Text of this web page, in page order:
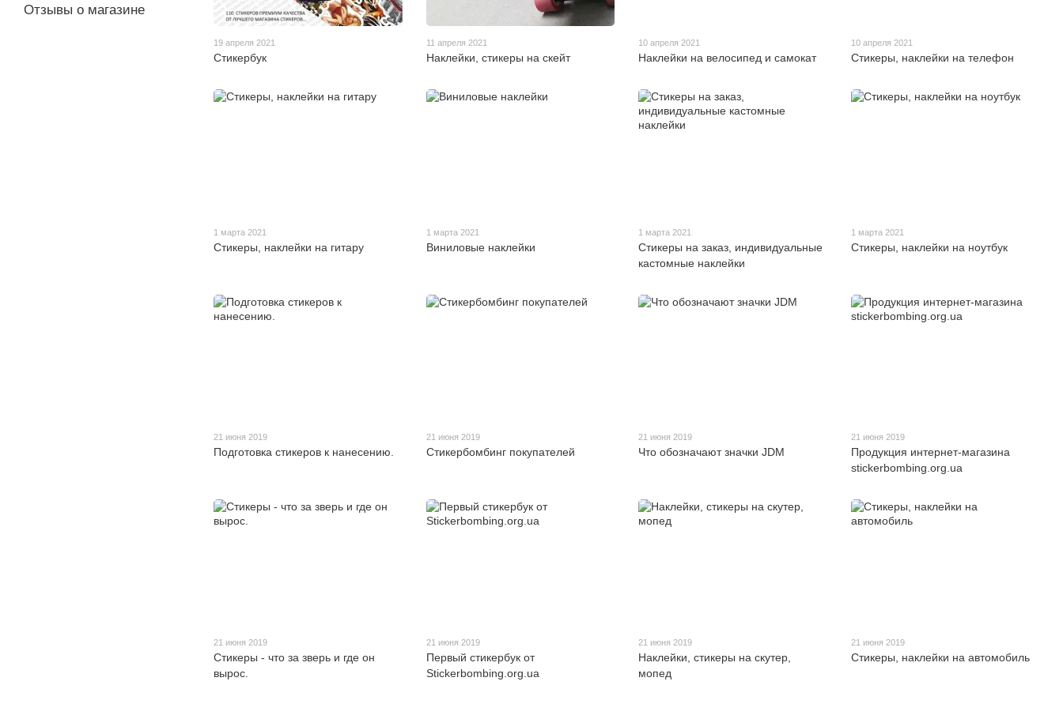
19 апреля 2021
Стикербук
11 апреля 2021
Наклейки, стикеры на скейт
10 апреля 2021
Наклейки на велосипед и самокат
10 апреля 2021
Cтикеры, наклейки на телефон
1 марта 2021
Cтикеры, наклейки на гитару
1 марта 2021
Виниловые наклейки
1 марта 2021
Стикеры на заказ, индивидуальные
кастомные наклейки
1 марта 2021
Стикеры, наклейки на ноутбук
21 июня 2019
Подготовка стикеров к нанесению.
21 июня 2019
Стикербомбинг покупателей
21 июня 2019
Что обозначают значки JDM
21 июня 2019
Продукция интернет-магазина
stickerbombing.org.ua
21 июня 2019
Стикеры - что за зверь и где он
вырос.
21 июня 2019
Первый стикербук от
Stickerbombing.org.ua
21 июня 2019
Наклейки, стикеры на скутер,
мопед
21 июня 2019
Cтикеры, наклейки на автомобиль
Отзывы о магазине